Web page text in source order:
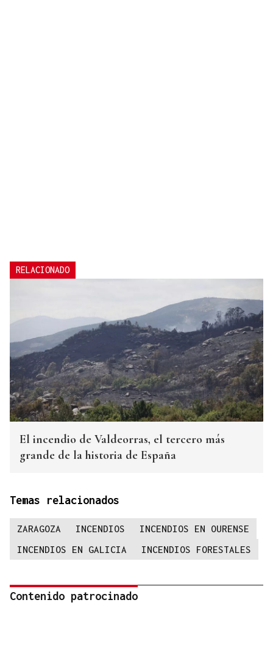
RELACIONADO
El incendio de Valdeorras, el tercero más
grande de la historia de España
Temas relacionados
ZARAGOZA INCENDIOS
INCENDIOS EN OURENSE
INCENDIOS EN GALICIA
INCENDIOS FORESTALES
Contenido patrocinado